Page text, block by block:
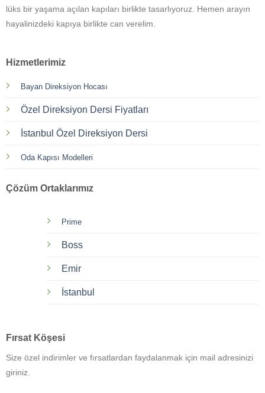
lüks bir yaşama açılan kapıları birlikte tasarlıyoruz. Hemen arayın
hayalinizdeki kapıya birlikte can verelim.
Hizmetlerimiz
Bayan Direksiyon Hocası
Özel Direksiyon Dersi Fiyatları
İstanbul Özel Direksiyon Dersi
Oda Kapısı Modelleri
Çözüm Ortaklarımız
Prime
Boss
Emir
İstanbul
Fırsat Köşesi
Size özel indirimler ve fırsatlardan faydalanmak için mail adresinizi
giriniz.